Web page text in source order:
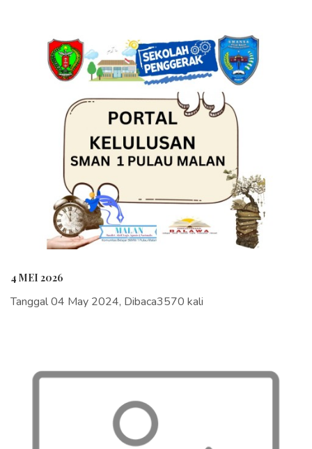
4 MEI 2026
Tanggal 04 May 2024, Dibaca3570 kali